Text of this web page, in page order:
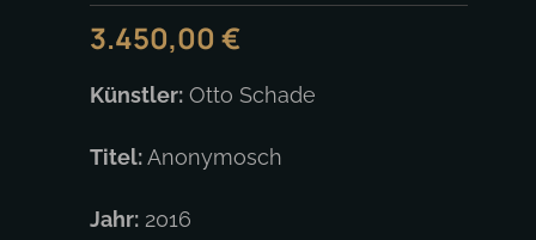
3.450,00 €
Künstler:Otto Schade
Titel:Anonymosch
Jahr:2016